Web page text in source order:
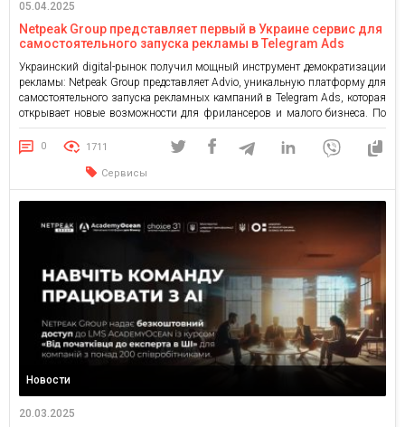
05.04.2025
Netpeak Group представляет первый в Украине сервис для
самостоятельного запуска рекламы в Telegram Ads
Украинский digital-рынок получил мощный инструмент демократизации
рекламы: Netpeak Group представляет Advio, уникальную платформу для
самостоятельного запуска рекламных кампаний в Telegram Ads, которая
открывает новые возможности для фрилансеров и малого бизнеса. По
статистике, более 25 миллионов украинских пользователей ежедневно
находятся в Telegram, превращая мессенджер в чрезвычайно
привлекательное для маркетинга пространство. Advio решает ключевую
проблему малого бизнеса: сложность […]
0 1711
Сервисы
Новости
20.03.2025